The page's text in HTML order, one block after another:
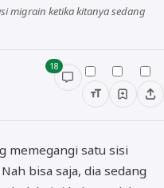
migrain ketika kitanya sedang
18
memegangi satu sisi
bisa saja, dia sedang